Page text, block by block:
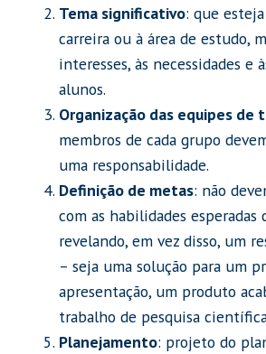
Tema significativo: que
carreira ou à área de estudo,
interesses, às necessidades e
alunos.
Organização das equipes de
membros de cada grupo
uma responsabilidade.
Definição de metas: não
com as habilidades esperadas
revelando, em vez disso, um
– seja uma solução para um
apresentação, um produto
trabalho de pesquisa
Planejamento: projeto do